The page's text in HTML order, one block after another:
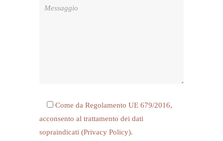
Come da Regolamento UE 679/2016,
acconsento al trattamento dei dati
sopraindicati (Privacy Policy).